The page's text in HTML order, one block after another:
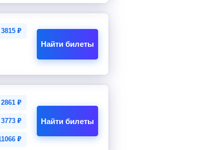
3815 ₽
Найти билеты
2861 ₽
3773 ₽
₽
Найти билеты